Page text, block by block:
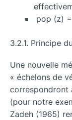
pop (z)
3.2.1. Principe
Une nouvelle
« échelons de
correspondront
(pour notre
Zadeh (1965)